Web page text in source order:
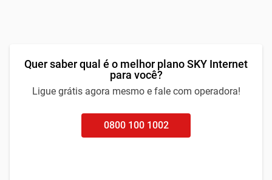
Quer saber qual é o melhor plano SKY Internet
para você?
Ligue grátis agora mesmo e fale com operadora!
0800 100 1002